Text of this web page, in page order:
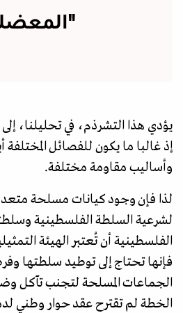
يؤدي هذا التشرذم، في تحليلنا،
إذ غالبا ما يكون للفصائل
وأساليب مقاومة مختلفة.
لذا فإن وجود كيانات مسلحة
لشرعية السلطة الفلسطينية
الفلسطينية أن تُعتبر الهيئة
فإنها تحتاج إلى توطيد سلطتها
الجماعات المسلحة لتجنب تآكل
الخطة لم تقترح عقد حوار وطني